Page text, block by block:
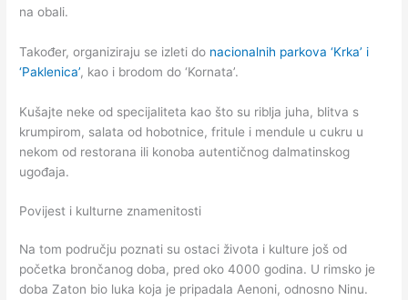
na obali.
Također, organiziraju se izleti do nacionalnih parkova ‘Krka’ i
‘Paklenica’, kao i brodom do ‘Kornata’.
Kušajte neke od specijaliteta kao što su riblja juha, blitva s
krumpirom, salata od hobotnice, fritule i mendule u cukru u
nekom od restorana ili konoba autentičnog dalmatinskog
ugođaja.
Povijest i kulturne znamenitosti
Na tom području poznati su ostaci života i kulture još od
početka brončanog doba, pred oko 4000 godina. U rimsko je
doba Zaton bio luka koja je pripadala Aenoni, odnosno Ninu.